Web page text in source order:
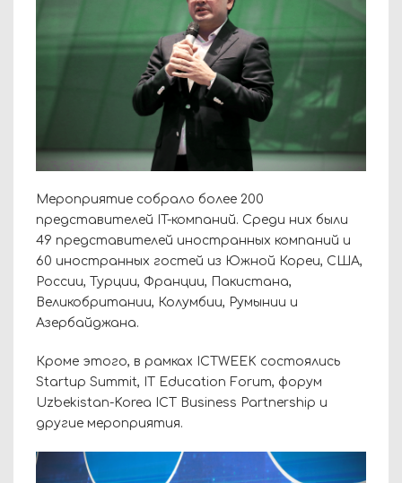
Мероприятие собрало более 200
представителей IT-компаний. Среди них были
49 представителей иностранных компаний и
60 иностранных гостей из Южной Кореи, США,
России, Турции, Франции, Пакистана,
Великобритании, Колумбии, Румынии и
Азербайджана.
Кроме этого, в рамках ICTWEEK состоялись
Startup Summit, IT Education Forum, форум
Uzbekistan-Korea ICT Business Partnership и
другие мероприятия.